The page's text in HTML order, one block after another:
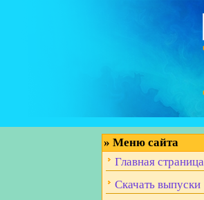
» Меню сайта
Главная страница
Скачать выпуски